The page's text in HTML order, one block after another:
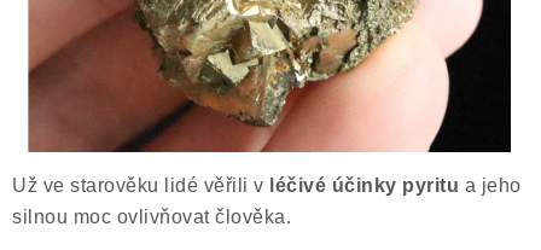
NÁŠ PŘÍBĚH
VIDEOGALERIE
KONTAKT
Už ve starověku lidé věřili v léčivé účinky pyritu a jeho
silnou moc ovlivňovat člověka.